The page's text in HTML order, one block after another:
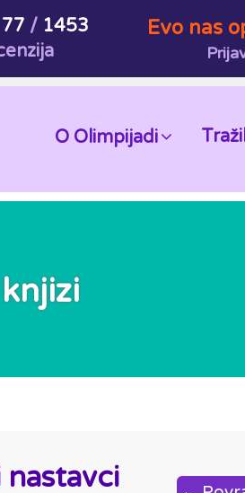
77 / 1453
Evo nas
O Olimpijadi
nastavci